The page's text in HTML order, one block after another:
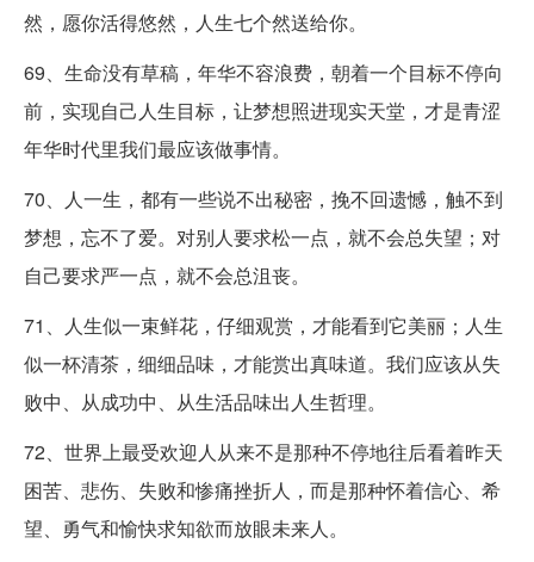
然，愿你活得悠然，人生七个然送给你。
69、生命没有草稿，年华不容浪费，朝着一个目标不停向
前，实现自己人生目标，让梦想照进现实天堂，才是青涩
年华时代里我们最应该做事情。
70、人一生，都有一些说不出秘密，挽不回遗憾，触不到
梦想，忘不了爱。对别人要求松一点，就不会总失望；对
自己要求严一点，就不会总沮丧。
71、人生似一束鲜花，仔细观赏，才能看到它美丽；人生
似一杯清茶，细细品味，才能赏出真味道。我们应该从失
败中、从成功中、从生活品味出人生哲理。
72、世界上最受欢迎人从来不是那种不停地往后看着昨天
困苦、悲伤、失败和惨痛挫折人，而是那种怀着信心、希
望、勇气和愉快求知欲而放眼未来人。